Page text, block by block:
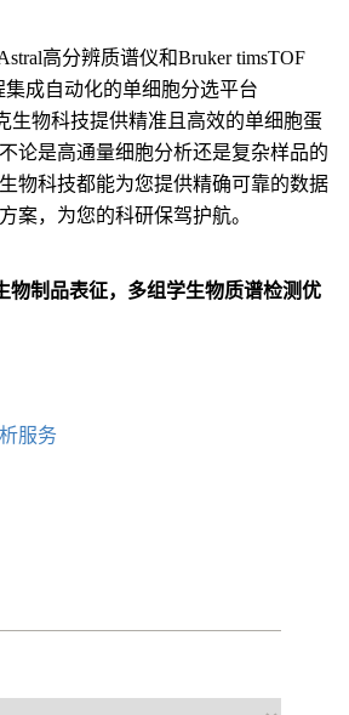
高分辨质谱仪和Bruker timsTOF
成自动化的单细胞分选平台
生物科技提供精准且高效的单细胞蛋
论是高通量细胞分析还是复杂样品的
物科技都能为您提供精确可靠的数据
案，为您的科研保驾护航。
物制品表征，多组学生物质谱检测优
服务